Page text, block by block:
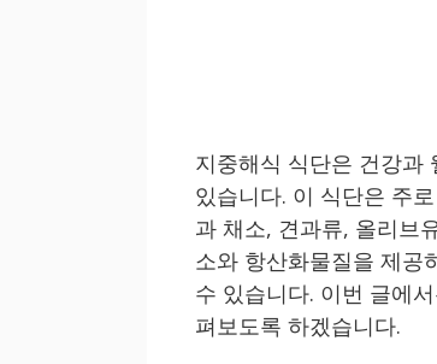
지중해식 식단은 건강과
있습니다. 이 식단은 주
과 채소, 견과류, 올리브
소와 항산화물질을 제공
수 있습니다. 이번 글에
펴보도록 하겠습니다.